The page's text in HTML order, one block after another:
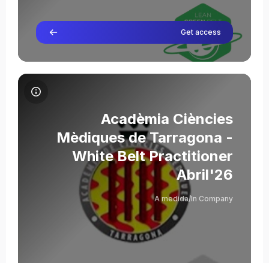
Get access
Elsa Vidal
תמונת הקורס Acadèmia Ciències Mèdiques de Tarragona - White Belt Practitioner Abril'26
תמונת הקורס
שם הקורס
Acadèmia Ciències
Mèdiques de Tarragona -
White Belt Practitioner
Abril'26
A medida/In Company